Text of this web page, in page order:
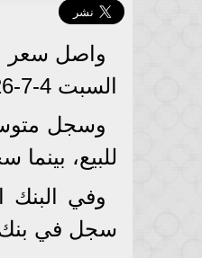
واصل سعر
السبت 4-7-2026، مع استمرار ثبات أسعار الصرف في مختلف البنوك.
للبيع، بينما سجل في
سجل في بنك الإسكندرية 49